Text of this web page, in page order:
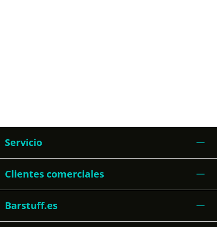
Servicio
Clientes comerciales
Barstuff.es